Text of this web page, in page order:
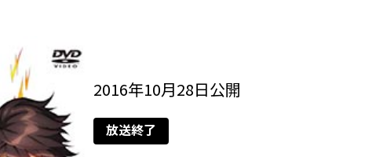
2016年10月28日公開
放送終了